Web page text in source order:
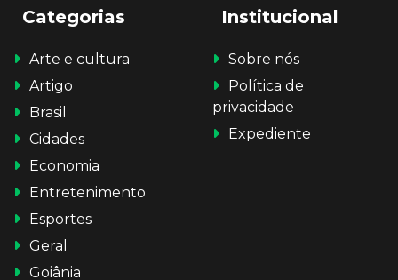
Categorias
Arte e cultura
Artigo
Brasil
Cidades
Economia
Entretenimento
Esportes
Geral
Goiânia
Institucional
Sobre nós
Política de
privacidade
Expediente